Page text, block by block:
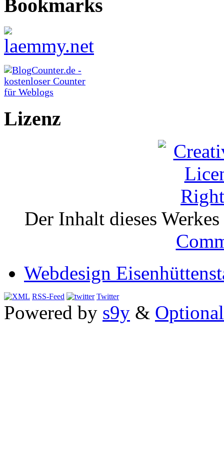
Bookmarks
Lizenz
Der Inhalt dieses
Webdesign
RSS-Feed Twitter
Powered by s9y &